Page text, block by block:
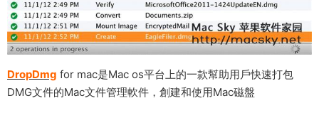
DropDmg for mac是Mac os平台上的一款幫助用戶快速打包
DMG文件的Mac文件管理軟件，創建和使用Mac磁盤